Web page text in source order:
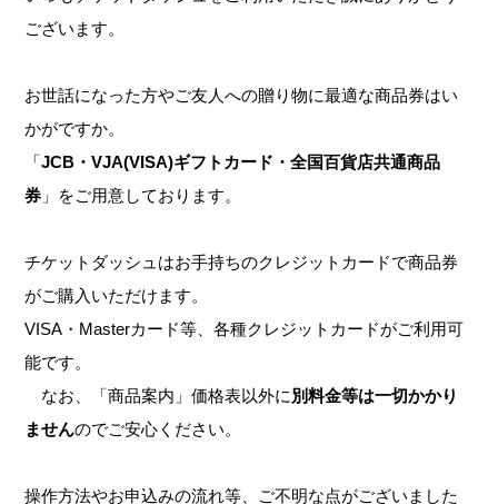
ございます。
お世話になった方やご友人への贈り物に最適な商品券はい
かがですか。
「JCB・VJA(VISA)ギフトカード・全国百貨店共通商品
券 」をご用意しております。
チケットダッシュはお手持ちのクレジットカードで商品券
がご購入いただけます。
VISA・Masterカード等、各種クレジットカードがご利用可
能です。
なお、「商品案内」価格表以外に別料金等は一切かかり
ませんのでご安心ください。
操作方法やお申込みの流れ等、ご不明な点がございました